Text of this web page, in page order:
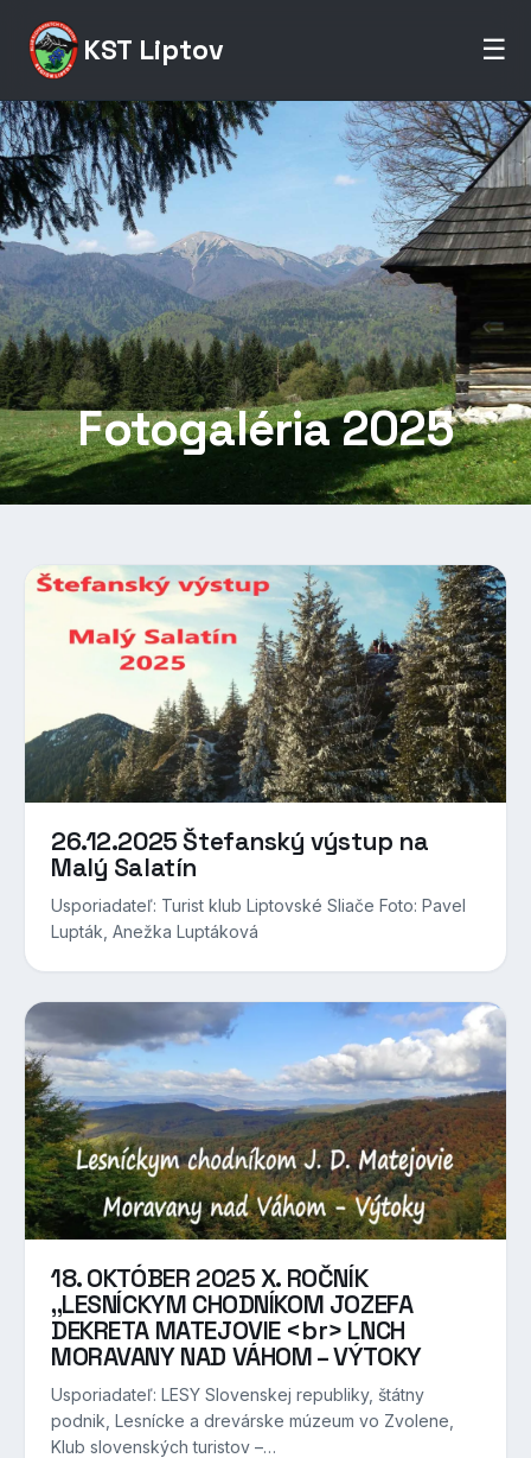
KST Liptov ☰
Fotogaléria 2025
26.12.2025 Štefanský výstup na
Malý Salatín
Usporiadateľ: Turist klub Liptovské Sliače Foto: Pavel
Lupták, Anežka Luptáková
18. OKTÓBER 2025 X. ROČNÍK
,,LESNÍCKYM CHODNÍKOM JOZEFA
DEKRETA MATEJOVIE <br> LNCH
MORAVANY NAD VÁHOM – VÝTOKY
Usporiadateľ: LESY Slovenskej republiky, štátny
podnik, Lesnícke a drevárske múzeum vo Zvolene,
Klub slovenských turistov –…